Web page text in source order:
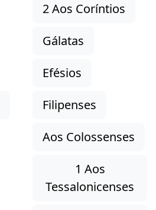
2 Aos Coríntios
Gálatas
Efésios
Filipenses
Aos Colossenses
1 Aos
Tessalonicenses